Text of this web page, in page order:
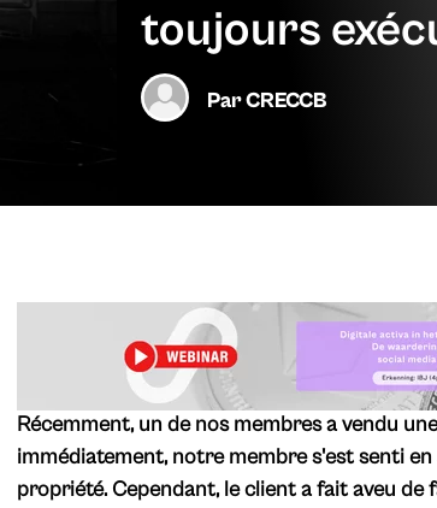
toujours
ParCRECCB
Récemment, un de nos membres a vendu
immédiatement, notre membre s'est senti
propriété. Cependant, le client a fait aveu